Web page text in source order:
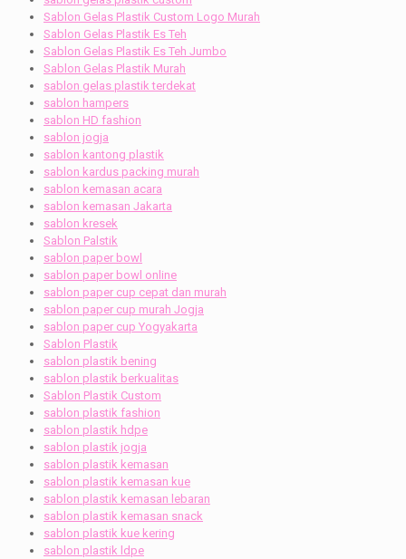
Sablon Gelas Plastik Custom Logo Murah
Sablon Gelas Plastik Es Teh
Sablon Gelas Plastik Es Teh Jumbo
Sablon Gelas Plastik Murah
sablon gelas plastik terdekat
sablon hampers
sablon HD fashion
sablon jogja
sablon kantong plastik
sablon kardus packing murah
sablon kemasan acara
sablon kemasan Jakarta
sablon kresek
Sablon Palstik
sablon paper bowl
sablon paper bowl online
sablon paper cup cepat dan murah
sablon paper cup murah Jogja
sablon paper cup Yogyakarta
Sablon Plastik
sablon plastik bening
sablon plastik berkualitas
Sablon Plastik Custom
sablon plastik fashion
sablon plastik hdpe
sablon plastik jogja
sablon plastik kemasan
sablon plastik kemasan kue
sablon plastik kemasan lebaran
sablon plastik kemasan snack
sablon plastik kue kering
sablon plastik ldpe